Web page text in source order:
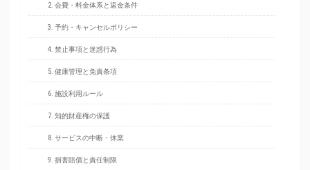
2. 会費・料金体系と返金条件
3. 予約・キャンセルポリシー
4. 禁止事項と迷惑行為
5. 健康管理と免責条項
6. 施設利用ルール
7. 知的財産権の保護
8. サービスの中断・休業
9. 損害賠償と責任制限